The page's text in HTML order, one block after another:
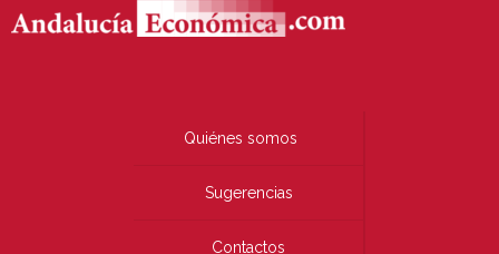
Quiénes somos
Sugerencias
Contactos